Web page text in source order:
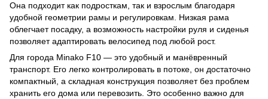
Она подходит как подросткам, так и взрослым благодаря
удобной геометрии рамы и регулировкам. Низкая рама
облегчает посадку, а возможность настройки руля и сиденья
позволяет адаптировать велосипед под любой рост.
Для города Minako F10 — это удобный и манёвренный
транспорт. Его легко контролировать в потоке, он достаточно
компактный, а складная конструкция позволяет без проблем
хранить его дома или перевозить. Это особенно важно для